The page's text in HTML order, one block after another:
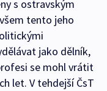
s ostravským
tento jeho
jako dělník,
se mohl vrátit
let. V tehdejší ČsT